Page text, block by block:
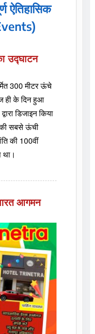
ऐतिहासिक
उद्घाटन
300 मीटर ऊंचे
ही के दिन हुआ
डिजाइन किया
की सबसे ऊंची
की 100वीं
था।
आगमन